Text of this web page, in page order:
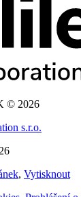
© 2026
s.r.o.
, Vytisknout